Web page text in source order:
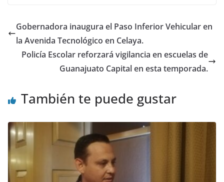
o
o
k
p
p
n
Gobernadora inaugura el Paso Inferior Vehicular en
la Avenida Tecnológico en Celaya.
Policía Escolar reforzará vigilancia en escuelas de
Guanajuato Capital en esta temporada.
También te puede gustar